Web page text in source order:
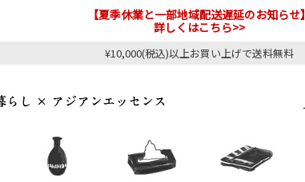
【夏季休業と一部地域配送遅延のお知らせ】
詳しくはこちら>>
¥10,000(税込)以上お買い上げで送料無料